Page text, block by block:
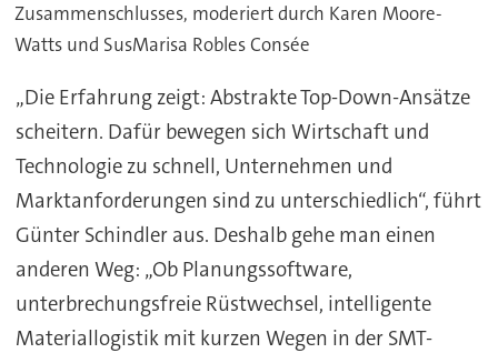
Zusammenschlusses, moderiert durch Karen Moore-
Watts und SusMarisa Robles Consée
„Die Erfahrung zeigt: Abstrakte Top-Down-Ansätze
scheitern. Dafür bewegen sich Wirtschaft und
Technologie zu schnell, Unternehmen und
Marktanforderungen sind zu unterschiedlich“, führt
Günter Schindler aus. Deshalb gehe man einen
anderen Weg: „Ob Planungssoftware,
unterbrechungsfreie Rüstwechsel, intelligente
Materiallogistik mit kurzen Wegen in der SMT-